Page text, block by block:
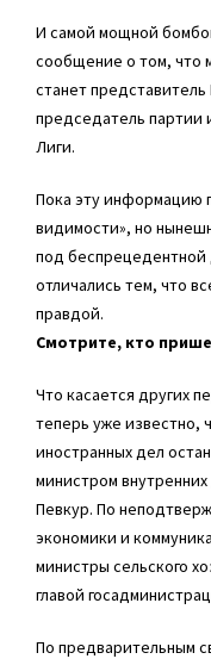
И самой мощной
сообщение о том, что
станет
председатель
Лиги.
Пока эту информацию
видимости», но
под беспрецедентной
отличались тем, что
правдой.
Смотрите, кто
Что касается других
теперь уже известно,
иностранных дел
министром
Певкур. По
экономики и
министры сельского
главой
По предварительным